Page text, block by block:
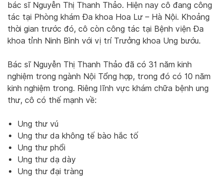
bác sĩ Nguyễn Thị Thanh Thảo. Hiện nay cô đang công
tác tại Phòng khám Đa khoa Hoa Lư – Hà Nội. Khoảng
thời gian trước đó, cô còn công tác tại Bệnh viện Đa
khoa tỉnh Ninh Bình với vị trí Trưởng khoa Ung bướu.
Bác sĩ Nguyễn Thị Thanh Thảo đã có 31 năm kinh
nghiệm trong ngành Nội Tổng hợp, trong đó có 10 năm
kinh nghiệm trong. Riêng lĩnh vực khám chữa bệnh ung
thư, cô có thế mạnh về:
Ung thư vú
Ung thư da không tế bào hắc tố
Ung thư phổi
Ung thư dạ dày
Ung thư đại tràng